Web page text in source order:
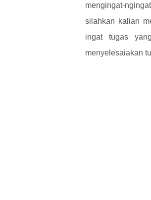
mengingat-
silahkan kalian
ingat tugas
menyelesaiakan